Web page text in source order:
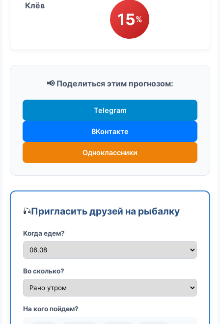
15%
📢 Поделиться этим прогнозом:
Telegram
ВКонтакте
Одноклассники
🎣Пригласить друзей на рыбалку
Когда едем?
Во сколько?
На кого пойдем?